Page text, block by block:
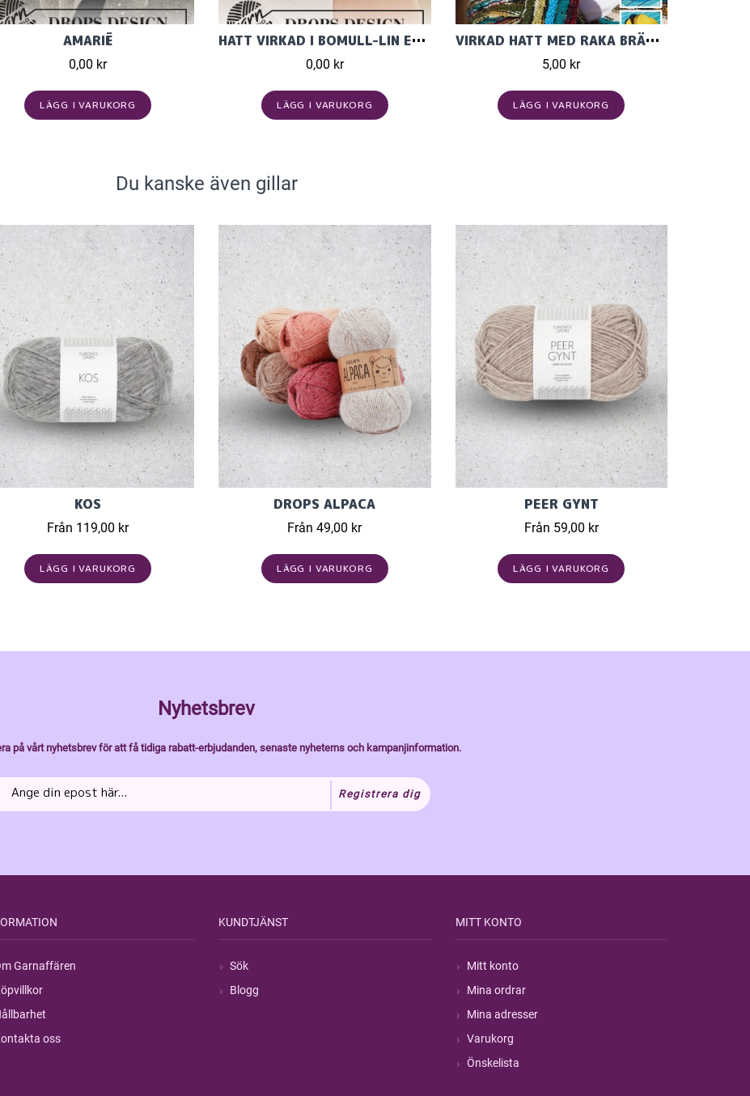
AMARIË
0,00 kr
LÄGG I VARUKORG
HATT VIRKAD I BOMULL-LIN ELLER PARIS
0,00 kr
LÄGG I VARUKORG
VIRKAD HATT MED RAKA BRÄTTEN I SOFT COTTON
5,00 kr
LÄGG I VARUKORG
Du kanske även gillar
KOS
Från 119,00 kr
LÄGG I VARUKORG
DROPS ALPACA
Från 49,00 kr
LÄGG I VARUKORG
PEER GYNT
Från 59,00 kr
LÄGG I VARUKORG
Nyhetsbrev
på vårt nyhetsbrev för att få tidiga rabatt-erbjudanden, senaste nyheterns och kampanjinformation.
Registrera dig
Garnaffären
oss
KUNDTJÄNST
Sök
Blogg
MITT KONTO
Mitt konto
Mina ordrar
Mina adresser
Varukorg
Önskelista